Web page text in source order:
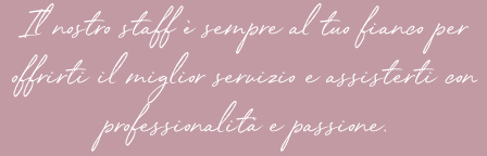
Il nostro staff è sempre al tuo fianco per
offrirti il miglior servizio e assisterti con
professionalità e passione.